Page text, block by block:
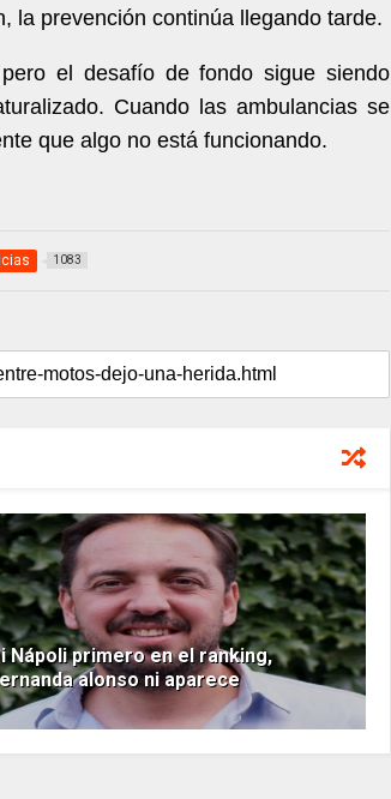
la prevención continúa llegando tarde.
el desafío de fondo sigue siendo
Cuando las ambulancias se
que algo no está funcionando.
1083
Nápoli primero en el ranking,
alonso ni aparece